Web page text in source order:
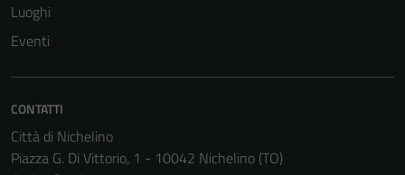
Luoghi
Eventi
CONTATTI
Città di Nichelino
Piazza G. Di Vittorio, 1 - 10042 Nichelino (TO)
per il
essere